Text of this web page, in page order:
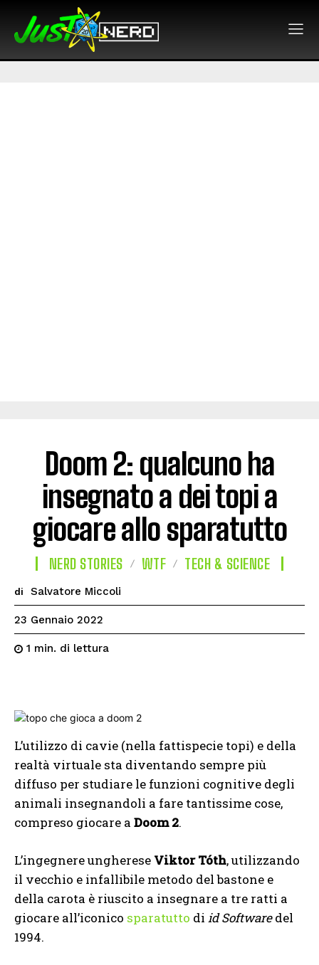
Doom 2: qualcuno ha
insegnato a dei topi a
giocare allo sparatutto
NERD STORIES WTF TECH & SCIENCE
di Salvatore Miccoli
23 Gennaio 2022
1 min. di lettura
L’utilizzo di cavie (nella fattispecie topi) e della
realtà virtuale sta diventando sempre più
diffuso per studiare le funzioni cognitive degli
animali insegnandoli a fare tantissime cose,
compreso giocare a Doom 2.
L’ingegnere ungherese Viktor Tóth, utilizzando
il vecchio e infallibile metodo del bastone e
della carota è riuscito a insegnare a tre ratti a
giocare all’iconico sparatutto di id Softwaredel
1994.